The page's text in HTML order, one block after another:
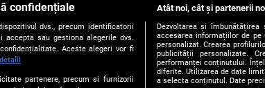
ne retrogradează la „junk”. Ce ar
însemna acest lucru
mai
studiu
confidențiale
dvs., precum identificatorii
accepta sau gestiona alegerile dvs.
Aceste alegeri vor fi
partenere, precum si furnizorii
Atât noi, cât și partenerii
Dezvoltarea și
accesarea informațiilor de pe
personalizat. Crearea
publicității personalizate.
performanței conținutului.
diferite. Utilizarea de date
a selecta conținutul. Date